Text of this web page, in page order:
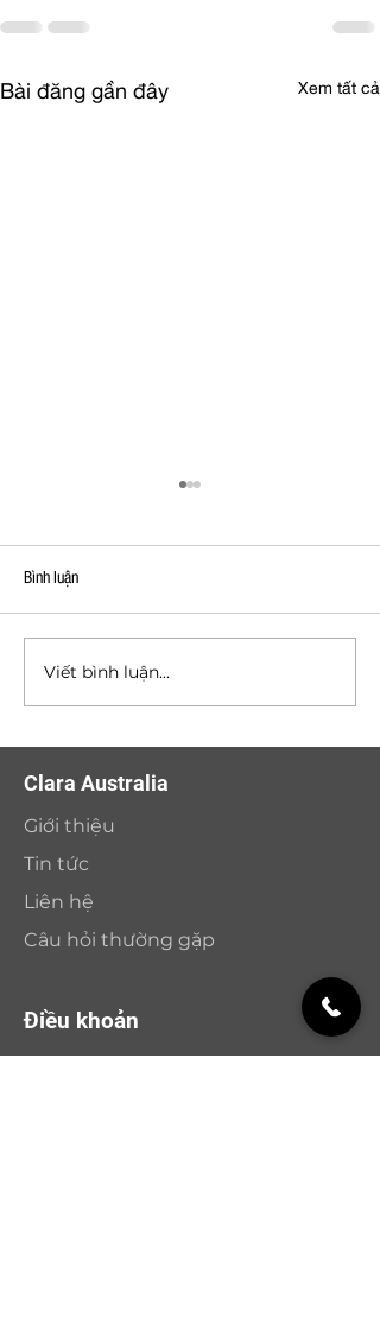
Bài đăng gần đây Xem tất cả
DỰ ÁN APEC MANDALA
WYNDHAM - PHÚ YÊN
Bình luận
Viết bình luận...
Clara Australia
Giới thiệu
Tin tức
Liên hệ
Câu hỏi thường gặp
Điều khoản